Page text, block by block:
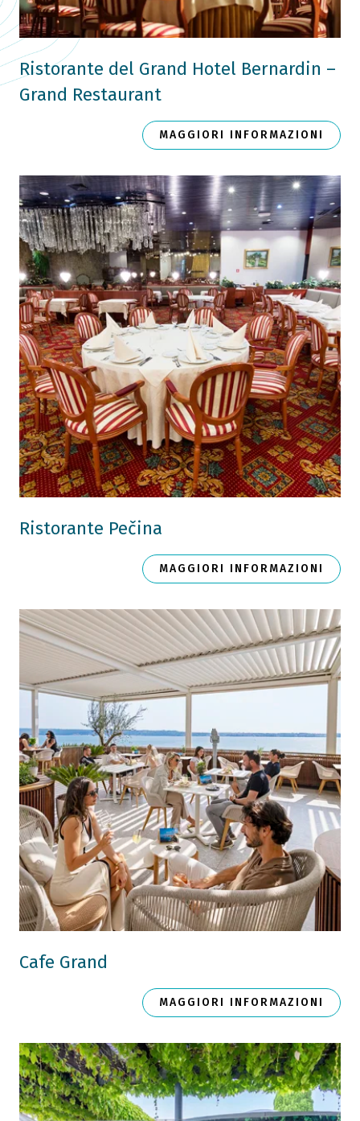
Ristorante del Grand Hotel Bernardin –
Grand Restaurant
MAGGIORI INFORMAZIONI
Ristorante Pečina
MAGGIORI INFORMAZIONI
Cafe Grand
MAGGIORI INFORMAZIONI